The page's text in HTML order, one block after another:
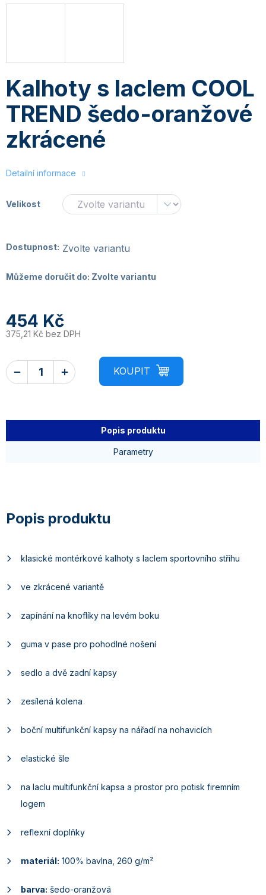
Kalhoty s laclem COOL
TREND šedo-oranžové
zkrácené
Detailní informace
Velikost
Dostupnost: Zvolte variantu
Můžeme doručit do: Zvolte variantu
454 Kč
375,21 Kč bez DPH
Popis produktu
Parametry
klasické montérkové kalhoty s laclem sportovního střihu
ve zkrácené variantě
zapínání na knoflíky na levém boku
guma v pase pro pohodlné nošení
sedlo a dvě zadní kapsy
zesílená kolena
boční multifunkční kapsy na nářadí na nohavicích
elastické šle
na laclu multifunkční kapsa a prostor pro potisk firemním
logem
reflexní doplňky
materiál: 100% bavlna, 260 g/m²
barva: šedo-oranžová